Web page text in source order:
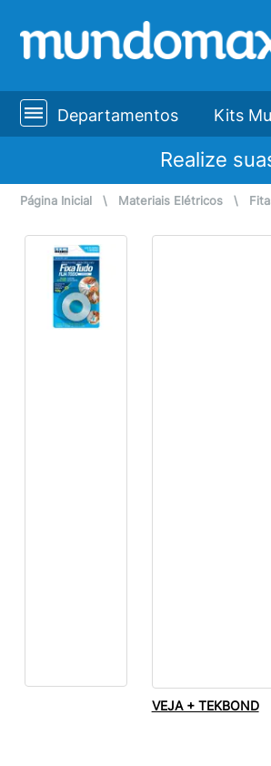
Departamentos Kits
Realize
Página Inicial \ Materiais Elétricos \
VEJA + TEKBOND